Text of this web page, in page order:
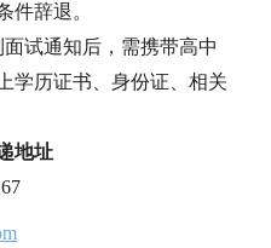
件辞退。
试通知后，需携带高中
学历证书、身份证、相关
地址